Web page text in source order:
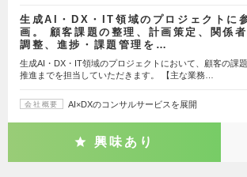
生成AI・DX・IT領域のプロジェクトに
画。 顧客課題の整理、計画策定、関係者
調整、進捗・課題管理を…
生成AI・DX・IT領域のプロジェクトにおいて、顧客の課
推進までを担当していただきます。 【主な業務…
会社概要 AI×DXのコンサルサービスを展開
興味あり